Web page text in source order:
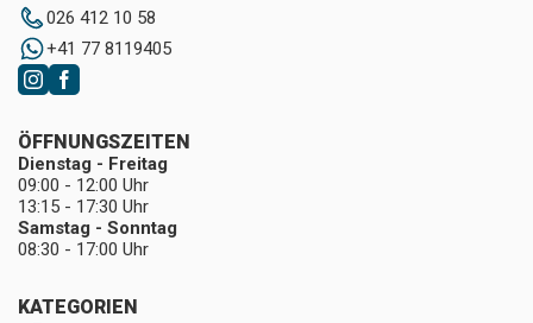
026 412 10 58
+41 77 8119405
KATEGORIEN
ÖFFNUNGSZEITEN
Dienstag - Freitag
09:00 - 12:00 Uhr
13:15 - 17:30 Uhr
Samstag - Sonntag
08:30 - 17:00 Uhr